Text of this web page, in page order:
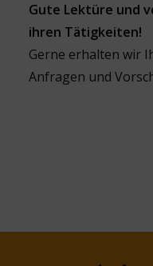
Gute Lektüre und
ihren Tätigkeiten!
Gerne erhalten wir
Anfragen und